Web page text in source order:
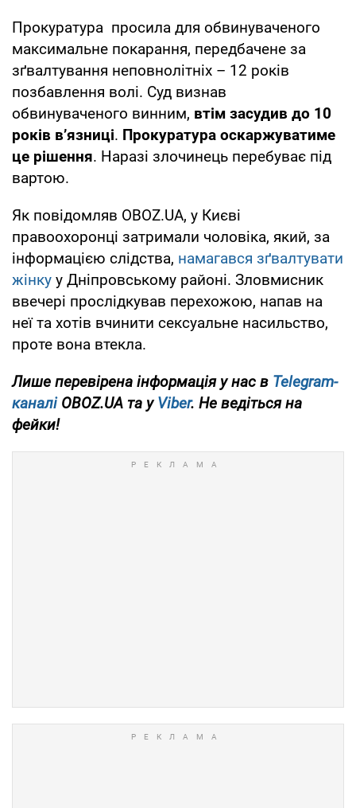
Прокуратура просила для обвинуваченого
максимальне покарання, передбачене за
зґвалтування неповнолітніх – 12 років
позбавлення волі. Суд визнав
обвинуваченого винним, втім засудив до 10
років в’язниці. Прокуратура оскаржуватиме
це рішення. Наразі злочинець перебуває під
вартою.
Як повідомляв OBOZ.UA, у Києві
правоохоронці затримали чоловіка, який, за
інформацією слідства, намагався зґвалтувати
жінку у Дніпровському районі. Зловмисник
ввечері прослідкував перехожою, напав на
неї та хотів вчинити сексуальне насильство,
проте вона втекла.
Лише перевірена інформація у нас в Telegram-
каналіOBOZ.UA та уViber. Не ведіться на
фейки!